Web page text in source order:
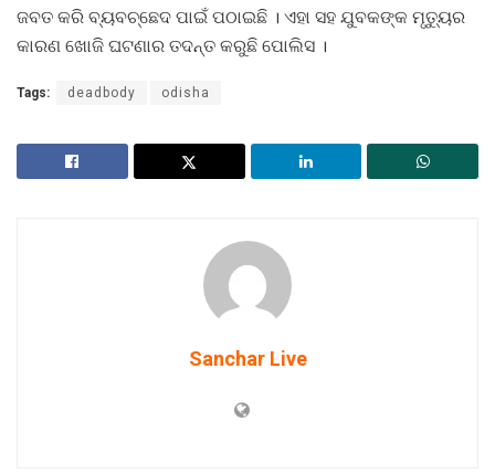
ଜବତ କରି ବ୍ୟବଚ୍ଛେଦ ପାଇଁ ପଠାଇଛି । ଏହା ସହ ଯୁବକଙ୍କ ମୃତ୍ୟୁର
କାରଣ ଖୋଜି ଘଟଣାର ତଦନ୍ତ କରୁଛି ପୋଲିସ ।
Tags: deadbody odisha
Sanchar Live